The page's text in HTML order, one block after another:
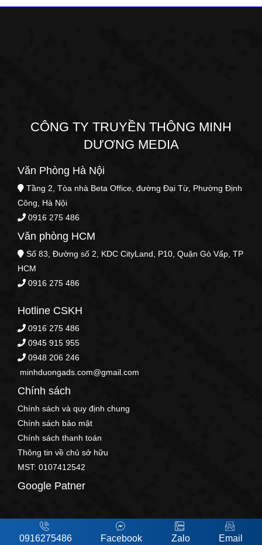
CÔNG TY TRUYỀN THÔNG MINH
DƯƠNG MEDIA
Văn Phòng Hà Nội
Tầng 2, Tòa nhà Beta Office, đường Đại Từ, Phường Định
Công, Hà Nội
0916 275 486
Văn phòng HCM
Số 83, Đường số 2, KDC CityLand, P10, Quận Gò Vấp, TP
HCM
0916 275 486
Hotline CSKH
0916 275 486
0945 915 955
0948 206 246
minhduongads.com@gmail.com
Chính sách
Chính sách và quy định chung
Chính sách bảo mật
Chính sách thanh toán
Thông tin về chủ sở hữu
MST: 0107412542
Google Patner
0916275486 Facebook Zalo Email